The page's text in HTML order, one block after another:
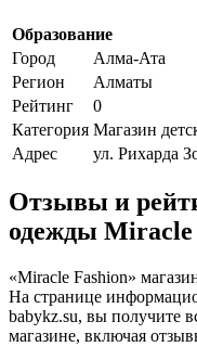
Образование
Город
Алма-Ата
Регион
Алматы
Рейтинг
0
Категория Магазин
Адрес
ул. Рихарда
Отзывы и
одежды Miracle
«Miracle Fashion»
На странице
babykz.su, вы получите
магазине, включая